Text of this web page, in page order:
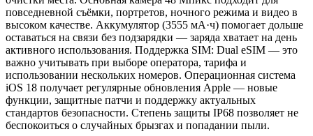
повседневной съёмки, портретов, ночного режима и видео в
высоком качестве. Аккумулятор (3555 мА·ч) помогает дольше
оставаться на связи без подзарядки — заряда хватает на день
активного использования. Поддержка SIM: Dual eSIM — это
важно учитывать при выборе оператора, тарифа и
использовании нескольких номеров. Операционная система
iOS 18 получает регулярные обновления Apple — новые
функции, защитные патчи и поддержку актуальных
стандартов безопасности. Степень защиты IP68 позволяет не
беспокоиться о случайных брызгах и попадании пыли.